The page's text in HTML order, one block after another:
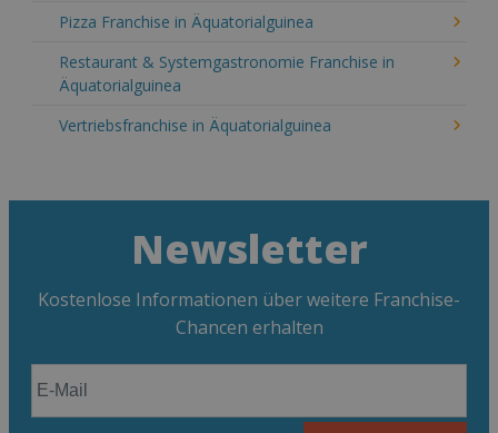
Pizza Franchise in Äquatorialguinea
Restaurant & Systemgastronomie Franchise in
Äquatorialguinea
Vertriebsfranchise in Äquatorialguinea
Newsletter
Kostenlose Informationen über weitere Franchise-
Chancen erhalten